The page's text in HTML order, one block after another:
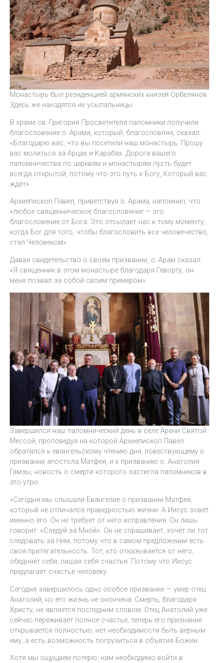
Монастырь был резиденцией армянских князей Орбелянов.
Здесь же находятся их усыпальницы.
В храме св. Григория Просветителя паломники получили
благословение о. Арама, который, благословляя, сказал:
«Благодарю вас, что вы посетили наш монастырь. Прошу
вас молиться за Арцах и Карабах. Дорога вашего
паломничества по церквям и монастырям пусть будет
всегда открытой, потому что это путь к Богу, Который вас
ждёт».
Архиепископ Павел, приветствуя о. Арама, напомнил, что
«любое священническое благословение — это
благословение от Бога. Это отсылает нас к тому моменту,
когда Бог для того, чтобы благословить все человечество,
стал Человеком».
Давая свидетельство о своём призвании, о. Арам сказал:
«Я священник в этом монастыре благодаря Геворгу, он
меня позвал за собой своим примером».
Завершился наш паломнический день в селе Арени Святой
Мессой, проповедуя на которой Архиепископ Павел
обратился к евангельскому чтению дня, повествующему о
призвании апостола Матфея, и к призванию о. Анатолия
Гамзы, новость о смерти которого застигла паломников в
это утро.
«Сегодня мы слышали Евангелие о призвании Матфея,
который не отличался праведностью жизни. А Иисус зовёт
именно его. Он не требует от него исправления. Он лишь
говорит: «Следуй за Мной». Он не спрашивает, хочет ли тот
следовать за Ним, потому что в самом предложении есть
своя притягательность. Тот, кто отказывается от него,
обедняет себя, лишая себя счастья. Потому что Иисус
предлагает счастье человеку.
Сегодня завершилось одно особое призвание — умер отец
Анатолий, но его жизнь не окончена. Смерть, благодаря
Христу, не является последним словом. Отец Анатолий уже
сейчас переживает полное счастье, теперь его признание
открывается полностью, нет необходимости быть верным
ему, а есть возможность погрузиться в объятия Божии.
Хотя мы ощущаем потерю, нам необходимо войти в